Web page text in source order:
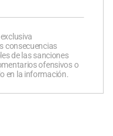
consecuencias
de las sanciones
ofensivos o
en la información.